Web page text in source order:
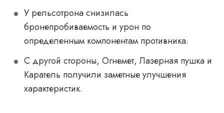
У рельсотрона снизилась
бронепробиваемость и урон по
определенным компонентам противника.
С другой стороны, Огнемет, Лазерная пушка и
Каратель получили заметные улучшения
характеристик.